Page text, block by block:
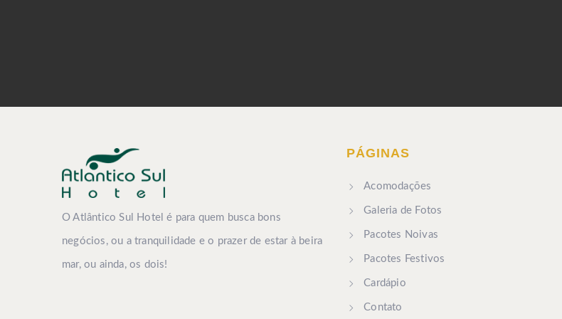
O Atlântico Sul Hotel é para quem busca bons
negócios, ou a tranquilidade e o prazer de estar à beira
mar, ou ainda, os dois!
PÁGINAS
Acomodações
Galeria de Fotos
Pacotes Noivas
Pacotes Festivos
Cardápio
Contato